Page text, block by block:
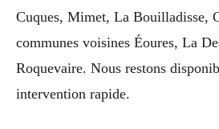
Cuques, Mimet, La Bouilladisse,
communes voisines Éoures, La
Roquevaire. Nous restons
intervention rapide.